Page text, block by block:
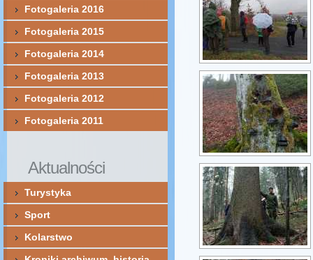
Fotogaleria 2016
Fotogaleria 2015
Fotogaleria 2014
Fotogaleria 2013
Fotogaleria 2012
Fotogaleria 2011
Aktualności
Turystyka
Sport
Kolarstwo